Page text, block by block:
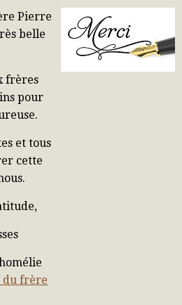
Pierre
belle
frères
pour
et tous
cette
du frère